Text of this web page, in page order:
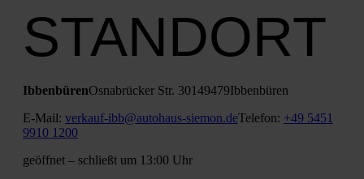
STANDORT
Ibben­bü­renOsna­brü­cker Str. 30149479Ibben­bü­ren
E‑Mail: verkauf-ibb@autohaus-siemon.deTele­fon: +49 5451
9910 1200
geöff­net – schließt um 13:00 Uhr